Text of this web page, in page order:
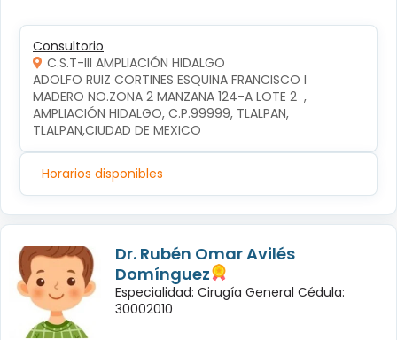
Consultorio
C.S.T-III AMPLIACIÓN HIDALGO
ADOLFO RUIZ CORTINES ESQUINA FRANCISCO I
MADERO NO.ZONA 2 MANZANA 124-A LOTE 2  ,
AMPLIACIÓN HIDALGO, C.P.99999, TLALPAN,
TLALPAN,CIUDAD DE MEXICO
Horarios disponibles
Dr. Rubén Omar Avilés
Domínguez
Especialidad: Cirugía General Cédula:
30002010